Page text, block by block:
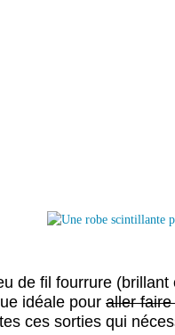
de fil fourrure
idéale pour aller
ces sorties qui